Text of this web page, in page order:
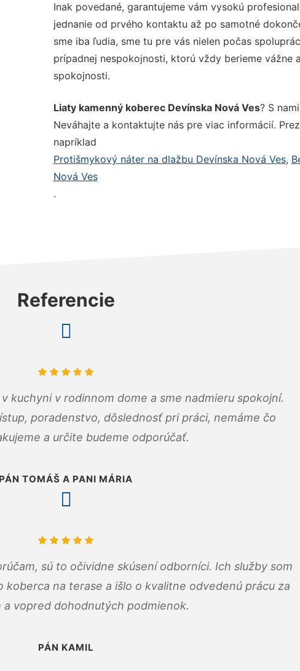
Inak povedané, garantujeme vám vysokú
jednanie od prvého kontaktu až po samotné
sme iba ľudia, sme tu pre vás nielen počas
prípadnej nespokojnosti, ktorú vždy berieme vážne
spokojnosti.
Liaty kamenný koberec Devínska Nová Ves? S
Neváhajte a kontaktujte nás pre viac informácií.
napríklad
Protišmykový náter na dlažbu Devínska Nová Ves,
Nová Ves
.
Referencie
kuchyni v rodinnom dome a sme nadmieru spokojní.
poradenstvo, dôslednosť pri práci, nemáme čo
a určite budeme odporúčať.
PÁN TOMÁŠ A PANI MÁRIA
sú to očividne skúsení odborníci. Ich služby som
koberca na terase a išlo o kvalitne odvedenú prácu za
a vopred dohodnutých podmienok.
PÁN KAMIL